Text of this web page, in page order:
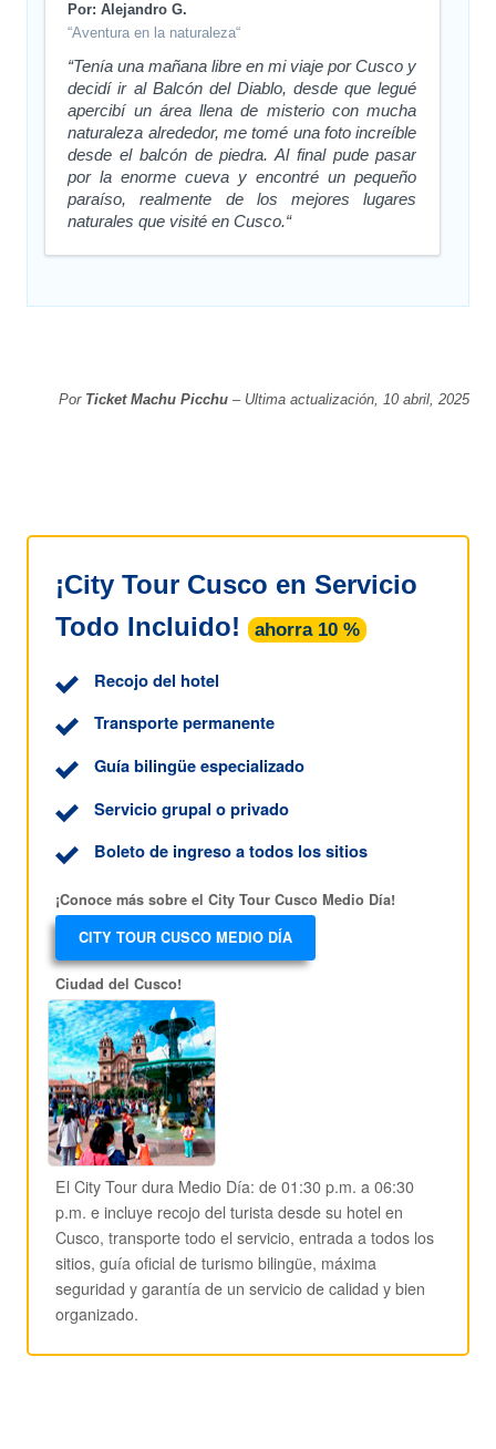
Por: Alejandro G.
“Aventura en la naturaleza“
“Tenía una mañana libre en mi viaje por Cusco y
decidí ir al Balcón del Diablo, desde que legué
apercibí un área llena de misterio con mucha
naturaleza alrededor, me tomé una foto increíble
desde el balcón de piedra. Al final pude pasar
por la enorme cueva y encontré un pequeño
paraíso, realmente de los mejores lugares
naturales que visité en Cusco.“
Por Ticket Machu Picchu– Ultima actualización, 10 abril, 2025
¡City Tour Cusco en Servicio
Todo Incluido! ahorra 10 %
Recojo del hotel
Transporte permanente
Guía bilingüe especializado
Servicio grupal o privado
Boleto de ingreso a todos los sitios
¡Conoce más sobre el City Tour Cusco Medio Día!
CITY TOUR CUSCO MEDIO DÍA
Ciudad del Cusco!
El City Tour dura Medio Día: de 01:30 p.m. a 06:30
p.m. e incluye recojo del turista desde su hotel en
Cusco, transporte todo el servicio, entrada a todos los
sitios, guía oficial de turismo bilingüe, máxima
seguridad y garantía de un servicio de calidad y bien
organizado.